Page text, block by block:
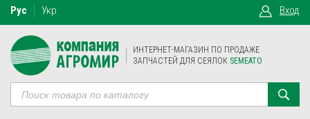
Рус Укр Вход
ИНТЕРНЕТ-МАГАЗИН ПО ПРОДАЖЕ
ЗАПЧАСТЕЙ ДЛЯ СЕЯЛОК SEMEATO